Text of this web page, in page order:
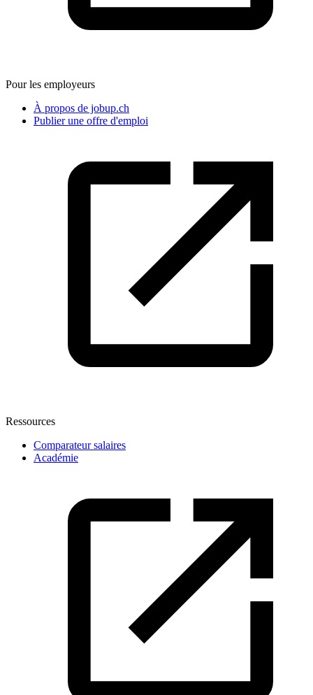
Pour les employeurs
À propos de jobup.ch
Publier une offre d'emploi
Ressources
Comparateur salaires
Académie